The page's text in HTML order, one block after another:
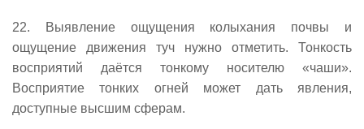
22. Выявление ощущения колыхания почвы и
ощущение движения туч нужно отметить. Тонкость
восприятий даётся тонкому носителю «чаши».
Восприятие тонких огней может дать явления,
доступные высшим сферам.